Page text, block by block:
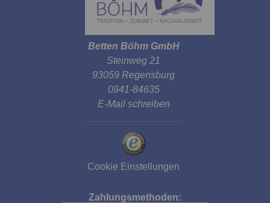
Betten Böhm GmbH
Steinweg 21
93059 Regensburg
0941-84635
E-Mail schreiben
Cookie Einstellungen
Zahlungsmethoden: